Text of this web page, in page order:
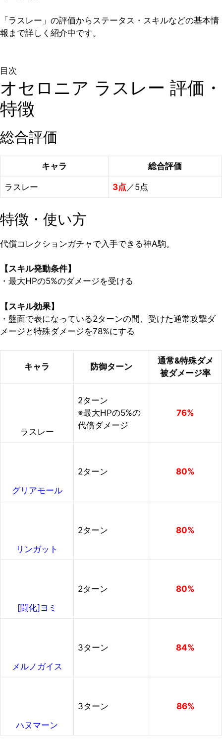
「ラスレー」の評価からステータス・スキルなどの基本情
報まで詳しく紹介中です。
目次
オセロニア ラスレー 評価・
特徴
総合評価
キャラ 総合評価
ラスレー 3点 ／5点
特徴・使い方
代償コレクションガチャで入手できる神A駒。
【スキル発動条件】
・最大HPの5%のダメージを受ける
【スキル効果】
・盤面で表になっている2ターンの間、受けた通常攻撃ダ
メージと特殊ダメージを78%にする
キャラ 防御ターン
通常&特殊ダメ
被ダメージ率
ラスレー
2ターン
※最大HPの5%の
代償ダメージ
76%
グリアモール
2ターン 80%
リンガット
2ターン 80%
[闘化]ヨミ
2ターン 80%
メルノガイス
3ターン 84%
ハヌマーン
3ターン 86%